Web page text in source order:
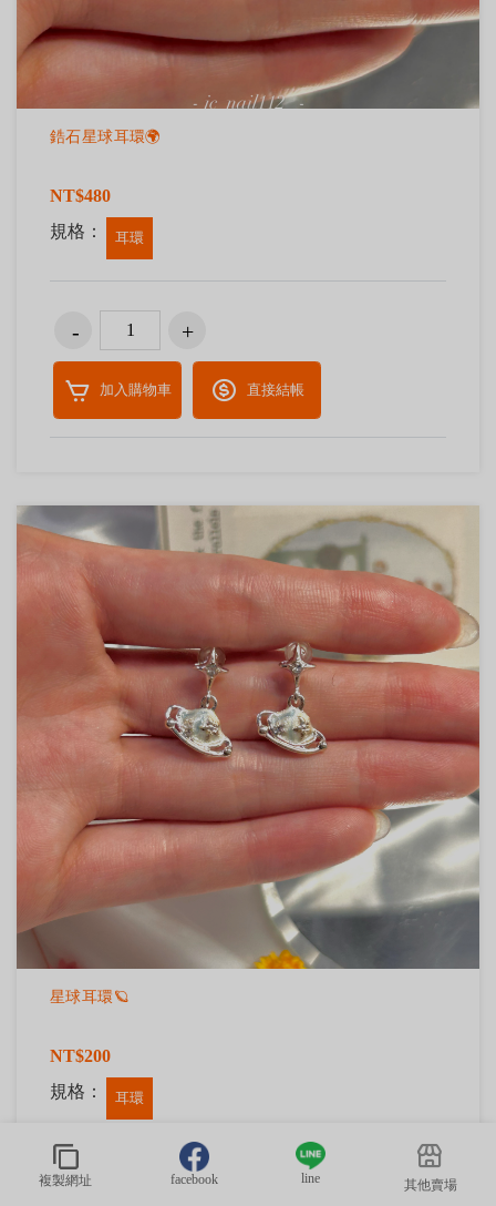
複製網址 facebook line 其他賣場
鋯石星球耳環🌍
NT$480
規格：
耳環
加入購物車 直接結帳
星球耳環🪐
NT$200
規格：
耳環